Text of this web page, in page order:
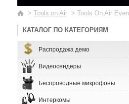
> Tools on Air > Tools On Air
КАТАЛОГ ПО КАТЕГОРИЯМ
Распродажа демо
Видеосендеры
Беспроводные микрофоны
Интеркомы